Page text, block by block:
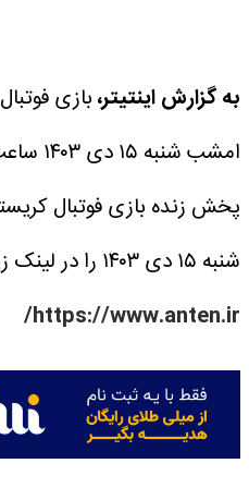
به گزارش اینتیتر،بازی
امشب شنبه ۱۵ دی ۱۴۰۳ ساعت ۱۸:۳۰ برگزار می شود.
پخش زنده بازی فوتبال
شنبه ۱۵ دی ۱۴۰۳ را در لینک زیر مشاهده می کنید.
https://www.anten.ir/